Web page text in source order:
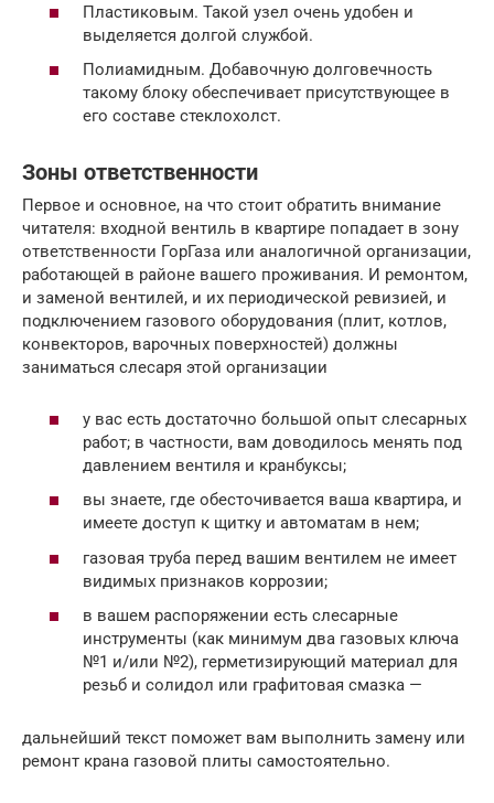
Пластиковым. Такой узел очень удобен и
выделяется долгой службой.
Полиамидным. Добавочную долговечность
такому блоку обеспечивает присутствующее в
его составе стеклохолст.
Зоны ответственности
Первое и основное, на что стоит обратить внимание
читателя: входной вентиль в квартире попадает в зону
ответственности ГорГаза или аналогичной организации,
работающей в районе вашего проживания. И ремонтом,
и заменой вентилей, и их периодической ревизией, и
подключением газового оборудования (плит, котлов,
конвекторов, варочных поверхностей) должны
заниматься слесаря этой организации
у вас есть достаточно большой опыт слесарных
работ; в частности, вам доводилось менять под
давлением вентиля и кранбуксы;
вы знаете, где обесточивается ваша квартира, и
имеете доступ к щитку и автоматам в нем;
газовая труба перед вашим вентилем не имеет
видимых признаков коррозии;
в вашем распоряжении есть слесарные
инструменты (как минимум два газовых ключа
№1 и/или №2), герметизирующий материал для
резьб и солидол или графитовая смазка —
дальнейший текст поможет вам выполнить замену или
ремонт крана газовой плиты самостоятельно.